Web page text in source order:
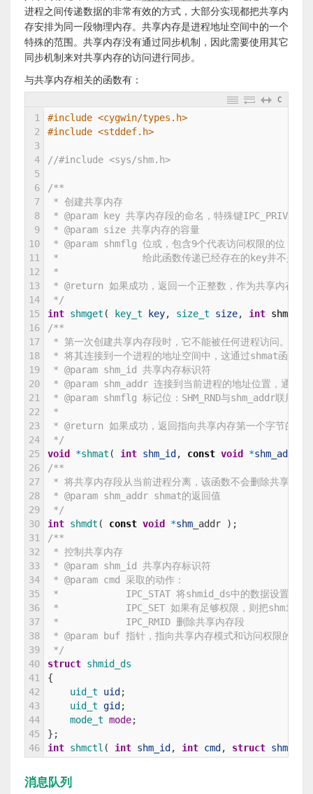
进程之间传递数据的非常有效的方式，大部分实现都把共享内
存安排为同一段物理内存。共享内存是进程地址空间中的一个
特殊的范围。共享内存没有通过同步机制，因此需要使用其它
同步机制来对共享内存的访问进行同步。
与共享内存相关的函数有：
C
1
2
3
4
5
6
7
8
9
10
11
12
13
14
15
16
17
18
19
20
21
22
23
24
25
26
27
28
29
30
31
32
33
34
35
36
37
38
39
40
41
42
43
44
45
46
#include <cygwin/types.h>
#include <stddef.h>
//#include <sys/shm.h>
/**
* 创建共享内存
* @param key 共享内存段的命名，特殊键IPC_PRIVATE
* @param size 共享内存的容量
* @param shmflg 位或，包含9个代表访问权限的位，
*               给此函数传递已经存在的key并不是错
*
* @return 如果成功，返回一个正整数，作为共享内存的
*/
int shmget ( key_t key, size_t size, int shmflg
/**
* 第一次创建共享内存段时，它不能被任何进程访问。要启
* 将其连接到一个进程的地址空间中，这通过shmat函数完
* @param shm_id 共享内存标识符
* @param shm_addr 连接到当前进程的地址位置，通常
* @param shmflg 标记位：SHM_RND与shm_addr联用，
*
* @return 如果成功，返回指向共享内存第一个字节的指
*/
void
*shmat ( int shm_id , const void *shm_addr
/**
* 将共享内存段从当前进程分离，该函数不会删除共享内存
* @param shm_addr shmat的返回值
*/
int shmdt ( const void *shm addr ) ;
/**
* 控制共享内存
* @param shm_id 共享内存标识符
* @param cmd 采取的动作：
*            IPC_STAT 将shmid_ds中的数据设置为共
*            IPC_SET 如果有足够权限，则把
*            IPC_RMID 删除共享内存段
* @param buf 指针，指向共享内存模式和访问权限的结构
*/
struct shmid_ds
{
uid_t uid ;
uid_t gid ;
mode_t mode;
} ;
int shmctl ( int shm_id , int cmd , struct
消息队列